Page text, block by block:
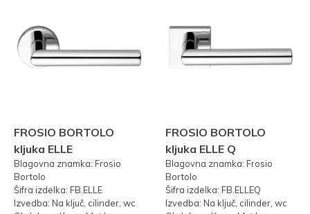
FROSIO BORTOLO
kljuka ELLE
Blagovna znamka: Frosio
Bortolo
Šifra izdelka: FB.ELLE
Izvedba: Na ključ, cilinder, wc
FROSIO BORTOLO
kljuka ELLE Q
Blagovna znamka: Frosio
Bortolo
Šifra izdelka: FB.ELLEQ
Izvedba: Na ključ, cilinder, wc